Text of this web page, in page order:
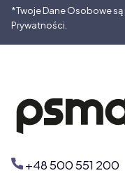
*Twoje Dane Osobowe
Prywatności.
+48 500 551 200